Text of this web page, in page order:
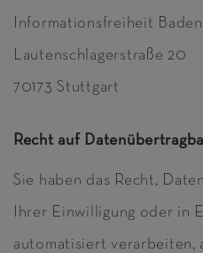
Informationsfreiheit
Lautenschlagerstraße 20
70173 Stuttgart
Recht auf
Sie haben das Recht,
Ihrer Einwilligung oder in
automatisiert verarbeiten,